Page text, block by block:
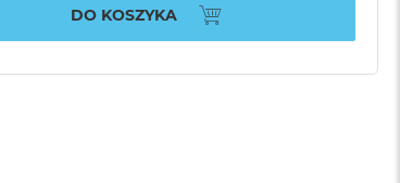
DO KOSZYKA